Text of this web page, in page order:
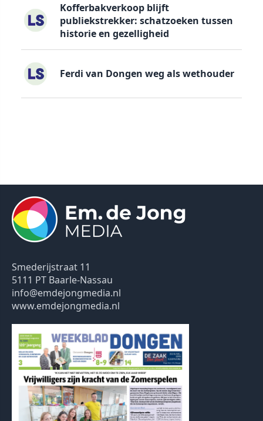
Kofferbakverkoop blijft
publiekstrekker: schatzoeken tussen
historie en gezelligheid
Ferdi van Dongen weg als wethouder
Smederijstraat 11
5111 PT Baarle-Nassau
info@emdejongmedia.nl
www.emdejongmedia.nl